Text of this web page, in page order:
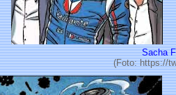
Sacha
(Foto: https://